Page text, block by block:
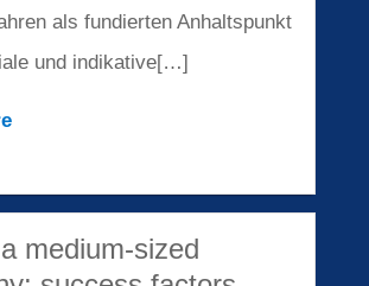
als fundier­ten Anhalts­punkt
und indikative[…]
medium-sized